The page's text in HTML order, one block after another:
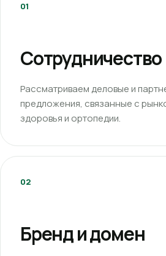
01
Сотрудничество
Рассматриваем деловые и
предложения, связанные с
здоровья и ортопедии.
02
Бренд и домен